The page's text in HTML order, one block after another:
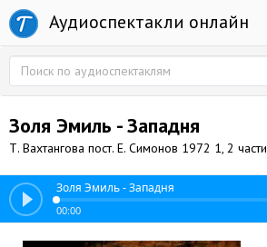
Аудиоспектакли онлайн
Золя Эмиль - Западня
Т. Вахтангова пост. Е. Симонов 1972 1, 2 части
Золя Эмиль - Западня
00:00